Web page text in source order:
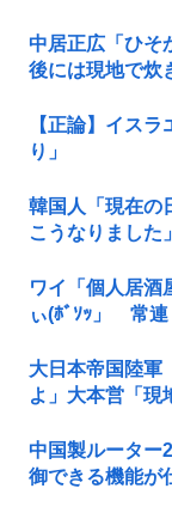
中居正広「ひそ
後には現地で炊
【正論】イス
り」
韓国人「現在の
こうなりました」
ワイ「個人居
ぃ(ﾎﾞｿｯ」 常
大日本帝国陸軍
よ」大本営「現
中国製ルーター
御できる機能が